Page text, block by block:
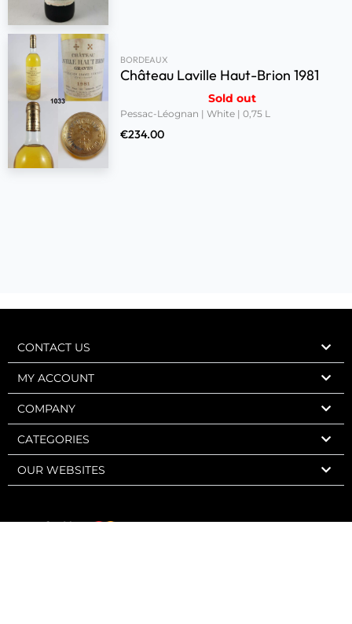
BORDEAUX
Château Laville Haut-Brion 1981
Sold out
Pessac-Léognan | White | 0,75 L
€234.00
CONTACT US
MY ACCOUNT
COMPANY
CATEGORIES
OUR WEBSITES